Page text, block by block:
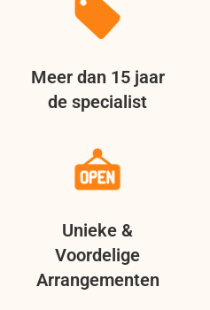
Meer dan 15 jaar
de specialist
Unieke &
Voordelige
Arrangementen